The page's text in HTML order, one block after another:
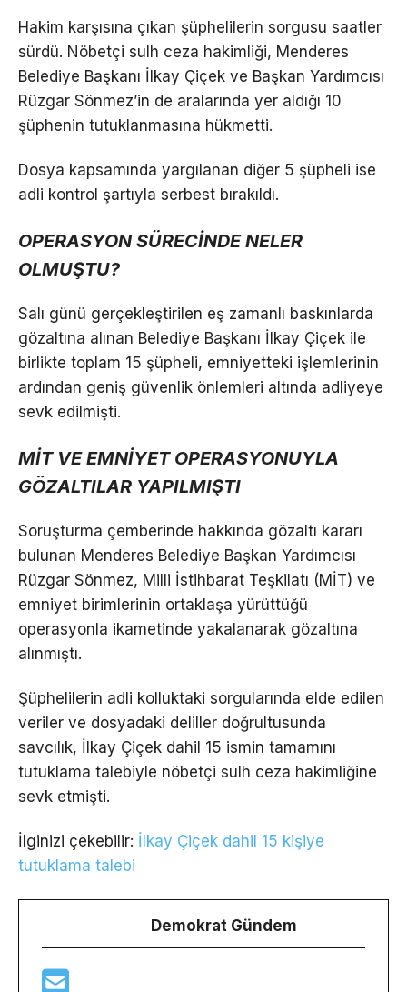
Hakim karşısına çıkan şüphelilerin sorgusu saatler
sürdü. Nöbetçi sulh ceza hakimliği, Menderes
Belediye Başkanı İlkay Çiçek ve Başkan Yardımcısı
Rüzgar Sönmez’in de aralarında yer aldığı 10
şüphenin tutuklanmasına hükmetti.
Dosya kapsamında yargılanan diğer 5 şüpheli ise
adli kontrol şartıyla serbest bırakıldı.
OPERASYON SÜRECİNDE NELER
OLMUŞTU?
Salı günü gerçekleştirilen eş zamanlı baskınlarda
gözaltına alınan Belediye Başkanı İlkay Çiçek ile
birlikte toplam 15 şüpheli, emniyetteki işlemlerinin
ardından geniş güvenlik önlemleri altında adliyeye
sevk edilmişti.
MİT VE EMNİYET OPERASYONUYLA
GÖZALTILAR YAPILMIŞTI
Soruşturma çemberinde hakkında gözaltı kararı
bulunan Menderes Belediye Başkan Yardımcısı
Rüzgar Sönmez, Milli İstihbarat Teşkilatı (MİT) ve
emniyet birimlerinin ortaklaşa yürüttüğü
operasyonla ikametinde yakalanarak gözaltına
alınmıştı.
Şüphelilerin adli kolluktaki sorgularında elde edilen
veriler ve dosyadaki deliller doğrultusunda
savcılık, İlkay Çiçek dahil 15 ismin tamamını
tutuklama talebiyle nöbetçi sulh ceza hakimliğine
sevk etmişti.
İlginizi çekebilir: İlkay Çiçek dahil 15 kişiye
tutuklama talebi
Demokrat Gündem